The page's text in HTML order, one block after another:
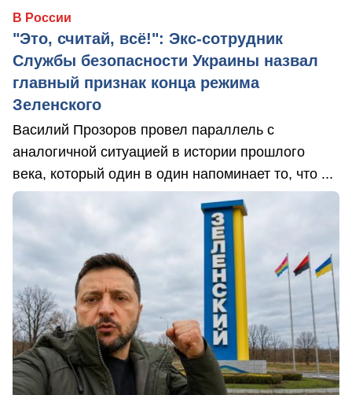
В России
"Это, считай, всё!": Экс-сотрудник
Службы безопасности Украины назвал
главный признак конца режима
Зеленского
Василий Прозоров провел параллель с
аналогичной ситуацией в истории прошлого
века, который один в один напоминает то, что ...